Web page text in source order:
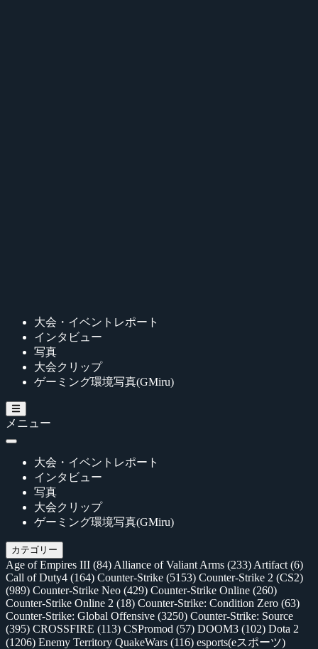
大会・イベントレポート
インタビュー
写真
大会クリップ
ゲーミング環境写真(GMiru)
メニュー
大会・イベントレポート
インタビュー
写真
大会クリップ
ゲーミング環境写真(GMiru)
カテゴリー
Age of Empires III (84) Alliance of Valiant Arms (233) Artifact (6)
Call of Duty4 (164) Counter-Strike (5153) Counter-Strike 2 (CS2)
(989) Counter-Strike Neo (429) Counter-Strike Online (260)
Counter-Strike Online 2 (18) Counter-Strike: Condition Zero (63)
Counter-Strike: Global Offensive (3250) Counter-Strike: Source
(395) CROSSFIRE (113) CSPromod (57) DOOM3 (102) Dota 2
(1206) Enemy Territory QuakeWars (116) esports(eスポーツ)